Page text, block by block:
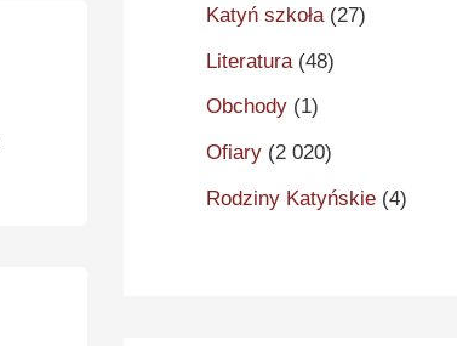
Katyń szkoła (27)
Literatura (48)
Obchody (1)
Ofiary (2 020)
Rodziny Katyńskie (4)